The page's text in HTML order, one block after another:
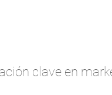
clave en